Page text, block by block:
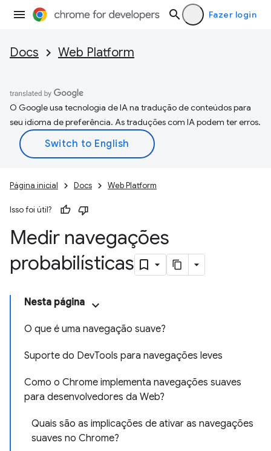
Fazer login
Docs Web Platform
O Google usa tecnologia de IA na tradução de conteúdos para
seu idioma de preferência. As traduções com IA podem ter erros.
Página inicial Docs Web Platform
Isso foi útil?
Medir navegações
probabilísticas
Nesta página
O que é uma navegação suave?
Suporte do DevTools para navegações leves
Como o Chrome implementa navegações suaves
para desenvolvedores da Web?
Quais são as implicações de ativar as navegações
suaves no Chrome?